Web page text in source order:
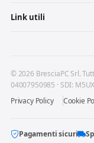
Link utili
© 2026 BresciaPC Srl.
04007950985 · SDI:
Privacy Policy
Cookie
Pagamenti sicuri